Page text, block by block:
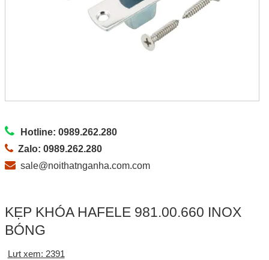
Hotline: 0989.262.280
Zalo: 0989.262.280
sale@noithatnganha.com.com
KẸP KHÓA HAFELE 981.00.660 INOX
BÓNG
Lưt xem: 2391